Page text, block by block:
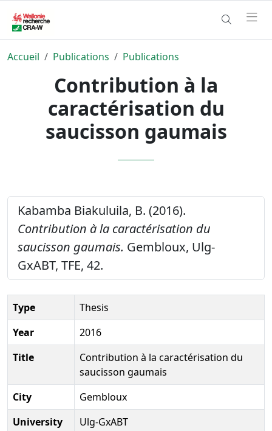
Accueil Publications Publications
Contribution à la
caractérisation du
saucisson gaumais
Kabamba Biakuluila, B. (2016).
Contribution à la caractérisation du
saucisson gaumais. Gembloux, Ulg-
GxABT, TFE, 42.
Type
Thesis
Year
2016
Title
Contribution à la caractérisation du
saucisson gaumais
City
Gembloux
University
Ulg-GxABT